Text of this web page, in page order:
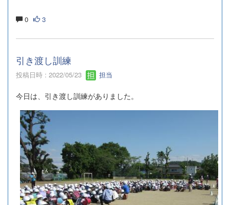
0 3
引き渡し訓練
投稿日時 : 2022/05/23 担当
今日は、引き渡し訓練がありました。